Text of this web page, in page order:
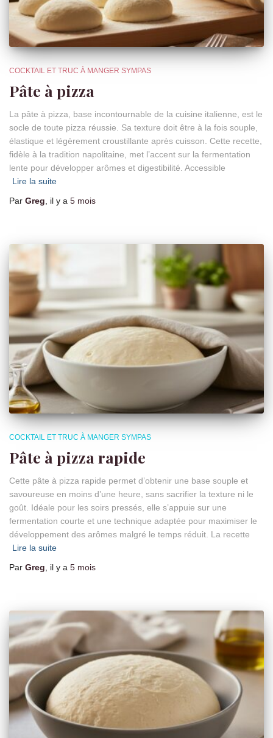
COCKTAIL ET TRUC À MANGER SYMPAS
Pâte à pizza
La pâte à pizza, base incontournable de la cuisine italienne, est le
socle de toute pizza réussie. Sa texture doit être à la fois souple,
élastique et légèrement croustillante après cuisson. Cette recette,
fidèle à la tradition napolitaine, met l’accent sur la fermentation
lente pour développer arômes et digestibilité. Accessible
Lire la suite
Par Greg , il y a 5 mois
COCKTAIL ET TRUC À MANGER SYMPAS
Pâte à pizza rapide
Cette pâte à pizza rapide permet d’obtenir une base souple et
savoureuse en moins d’une heure, sans sacrifier la texture ni le
goût. Idéale pour les soirs pressés, elle s’appuie sur une
fermentation courte et une technique adaptée pour maximiser le
développement des arômes malgré le temps réduit. La recette
Lire la suite
Par Greg, il y a 5 mois